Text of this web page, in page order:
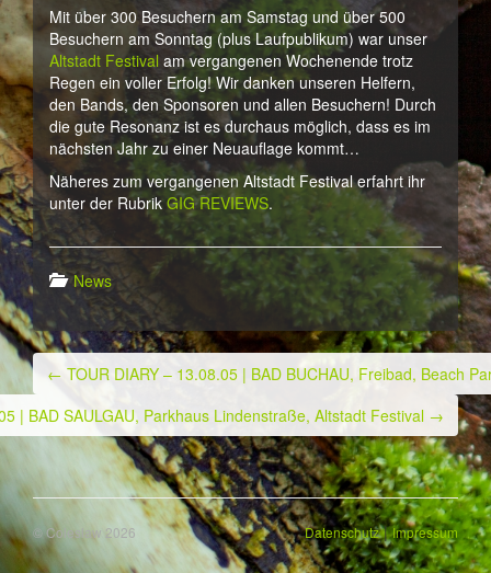
Mit über 300 Besuchern am Samstag und über 500
Besuchern am Sonntag (plus Laufpublikum) war unser
Altstadt Festival am vergangenen Wochenende trotz
Regen ein voller Erfolg! Wir danken unseren Helfern,
den Bands, den Sponsoren und allen Besuchern! Durch
die gute Resonanz ist es durchaus möglich, dass es im
nächsten Jahr zu einer Neuauflage kommt…
Näheres zum vergangenen Altstadt Festival erfahrt ihr
unter der RubrikGIG REVIEWS.
News
Post navigation
← TOUR DIARY – 13.08.05 | BAD BUCHAU, Freibad, Beach
| BAD SAULGAU, Parkhaus Lindenstraße, Altstadt Festival →
© Coleslaw 2026 Datenschutz|Impressum